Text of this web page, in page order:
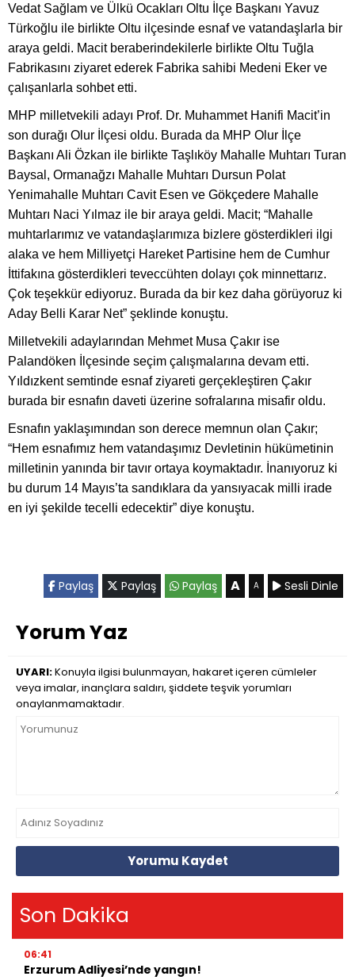
Vedat Sağlam ve Ülkü Ocakları Oltu İlçe Başkanı Yavuz
Türkoğlu ile birlikte Oltu ilçesinde esnaf ve vatandaşlarla bir
araya geldi. Macit beraberindekilerle birlikte Oltu Tuğla
Fabrikasını ziyaret ederek Fabrika sahibi Medeni Eker ve
çalışanlarla sohbet etti.
MHP milletvekili adayı Prof. Dr. Muhammet Hanifi Macit’in
son durağı Olur İlçesi oldu. Burada da MHP Olur İlçe
Başkanı Ali Özkan ile birlikte Taşlıköy Mahalle Muhtarı Turan
Baysal, Ormanağzı Mahalle Muhtarı Dursun Polat
Yenimahalle Muhtarı Cavit Esen ve Gökçedere Mahalle
Muhtarı Naci Yılmaz ile bir araya geldi. Macit; “Mahalle
muhtarlarımız ve vatandaşlarımıza bizlere gösterdikleri ilgi
alaka ve hem Milliyetçi Hareket Partisine hem de Cumhur
İttifakına gösterdikleri teveccühten dolayı çok minnettarız.
Çok teşekkür ediyoruz. Burada da bir kez daha görüyoruz ki
Aday Belli Karar Net” şeklinde konuştu.
Milletvekili adaylarından Mehmet Musa Çakır ise
Palandöken İlçesinde seçim çalışmalarına devam etti.
Yıldızkent semtinde esnaf ziyareti gerçekleştiren Çakır
burada bir esnafın daveti üzerine sofralarına misafir oldu.
Esnafın yaklaşımından son derece memnun olan Çakır;
“Hem esnafımız hem vatandaşımız Devletinin hükümetinin
milletinin yanında bir tavır ortaya koymaktadır. İnanıyoruz ki
bu durum 14 Mayıs’ta sandıklara da yansıyacak milli irade
en iyi şekilde tecelli edecektir” diye konuştu.
Paylaş Paylaş Paylaş A A Sesli Dinle
Yorum Yaz
UYARI:Konuyla ilgisi bulunmayan, hakaret içeren cümleler
veya imalar, inançlara saldırı, şiddete teşvik yorumları
onaylanmamaktadır.
Yorumu Kaydet
Son Dakika
06:41
Erzurum Adliyesi’nde yangın!